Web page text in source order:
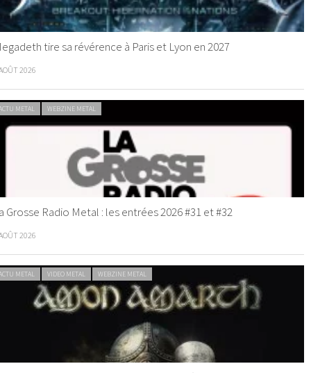
tire sa révérence à Paris et Lyon en 2027
2026
METAL WEBZINE METAL
Grosse Radio Metal : les entrées 2026 #31 et #32
2026
METAL VIDEO METAL WEBZINE METAL